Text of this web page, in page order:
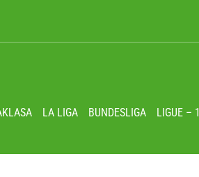
LA LIGA BUNDESLIGA LIGUE – 1